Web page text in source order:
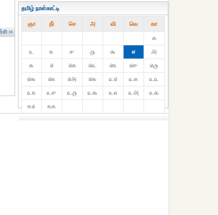
››
தமிழ் நாள்காட்டி
ஞா தி் செ அ வி வெ கா
௧
௨
௩ ௪ ௫ ௬ ௭
௮
௯
௰ ௰௧ ௰௨ ௰௩ ௰௪
௰௫
௰௬
௰௭ ௰௮ ௰௯ ௨௰ ௨௧
௨௨
௨௩
௨௪ ௨௫ ௨௬ ௨௭ ௨௮
௨௯
௩௰
௩௧